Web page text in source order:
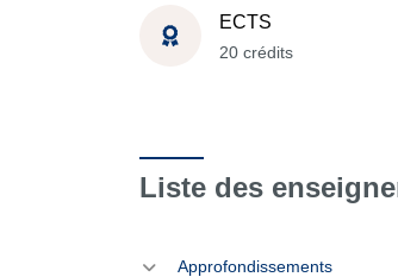
ECTS
20 crédits
Liste des
Approfondissements